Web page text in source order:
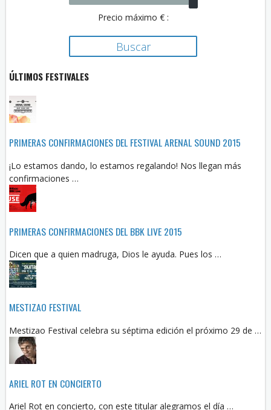
Precio máximo € :
ÚLTIMOS FESTIVALES
PRIMERAS CONFIRMACIONES DEL FESTIVAL ARENAL SOUND 2015
¡Lo estamos dando, lo estamos regalando! Nos llegan más
confirmaciones …
PRIMERAS CONFIRMACIONES DEL BBK LIVE 2015
Dicen que a quien madruga, Dios le ayuda. Pues los …
MESTIZAO FESTIVAL
Mestizao Festival celebra su séptima edición el próximo 29 de …
ARIEL ROT EN CONCIERTO
Ariel Rot en concierto, con este titular alegramos el día …